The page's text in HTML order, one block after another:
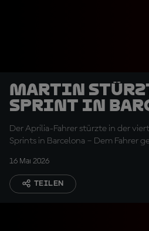
Martin stürzt
Sprint in
Der Aprilia-Fahrer stürzte in der
Sprints in Barcelona – Dem Fahrer
16 Mai 2026
TEILEN